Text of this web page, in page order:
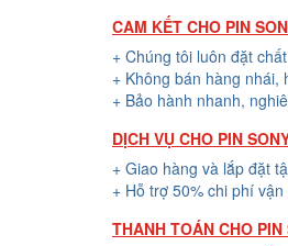
CAM KẾT CHO PIN
+ Chúng tôi luôn đặt
+ Không bán hàng
+ Bảo hành nhanh,
DỊCH VỤ CHO PIN
+ Giao hàng và lắp đặt
+ Hỗ trợ 50% chi phí
THANH TOÁN CHO